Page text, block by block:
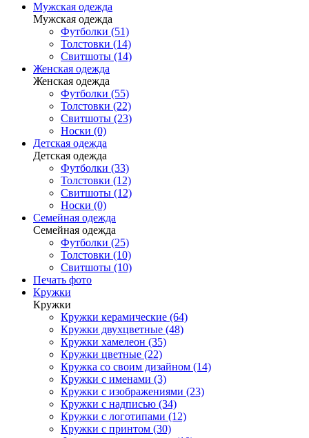
Мужская одежда
Мужская одежда
Футболки (51)
Толстовки (14)
Свитшоты (14)
Женская одежда
Женская одежда
Футболки (55)
Толстовки (22)
Свитшоты (23)
Носки (0)
Детская одежда
Детская одежда
Футболки (33)
Толстовки (12)
Свитшоты (12)
Носки (0)
Семейная одежда
Семейная одежда
Футболки (25)
Толстовки (10)
Свитшоты (10)
Печать фото
Кружки
Кружки
Кружки керамические (64)
Кружки двухцветные (48)
Кружки хамелеон (35)
Кружки цветные (22)
Кружка со своим дизайном (14)
Кружки с именами (3)
Кружки с изображениями (23)
Кружки с надписью (34)
Кружки с логотипами (12)
Кружки с принтом (30)